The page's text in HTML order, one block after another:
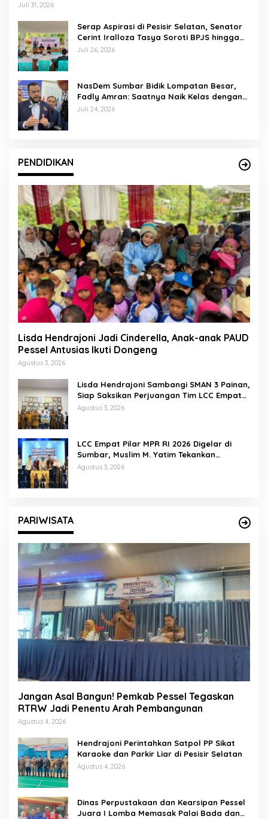
Juli 31, 2026
Serap Aspirasi di Pesisir Selatan, Senator
Cerint Iralloza Tasya Soroti BPJS hingga
Kurikulum Merdeka
Juli 26, 2026
NasDem Sumbar Bidik Lompatan Besar,
Fadly Amran: Saatnya Naik Kelas dengan
Kader Berkualitas
Juli 24, 2026
PENDIDIKAN
Lisda Hendrajoni Jadi Cinderella, Anak-anak PAUD
Pessel Antusias Ikuti Dongeng
Agustus 3, 2026
Lisda Hendrajoni Sambangi SMAN 3 Painan,
Siap Saksikan Perjuangan Tim LCC Empat
Pilar di Jakarta
Agustus 3, 2026
LCC Empat Pilar MPR RI 2026 Digelar di
Sumbar, Muslim M. Yatim Tekankan
Pentingnya Karakter Generasi Muda
Agustus 3, 2026
PARIWISATA
Jangan Asal Bangun! Pemkab Pessel Tegaskan
RTRW Jadi Penentu Arah Pembangunan
Agustus 4, 2026
Hendrajoni Perintahkan Satpol PP Sikat
Karaoke dan Parkir Liar di Pesisir Selatan
Agustus 4, 2026
Dinas Perpustakaan dan Kearsipan Pessel
Juara I Lomba Memasak Palai Bada dan